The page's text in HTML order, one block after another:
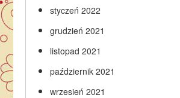
styczeń 2022
grudzień 2021
listopad 2021
październik 2021
wrzesień 2021